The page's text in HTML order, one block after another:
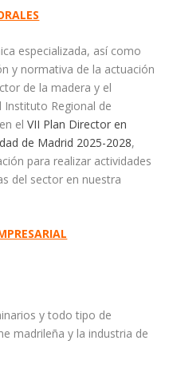
especializada, así como
y normativa de la actuación
de la madera y el
Instituto Regional de
elVII Plan Director en
de Madrid 2025-2028,
para realizar actividades
del sector en nuestra
y todo tipo de
madrileña y la industria de